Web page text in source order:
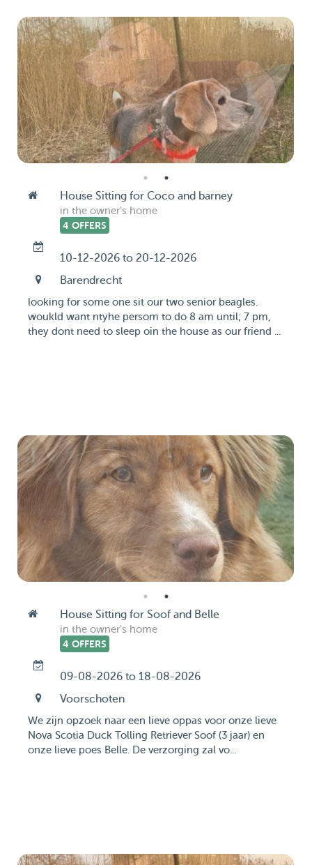
House Sitting for Coco and barney
in the owner's home
4 OFFERS
10-12-2026 to 20-12-2026
Barendrecht
looking for some one sit our two senior beagles.
woukld want ntyhe persom to do 8 am until; 7 pm,
they dont need to sleep oin the house as our friend ...
House Sitting for Soof and Belle
in the owner's home
4 OFFERS
09-08-2026 to 18-08-2026
Voorschoten
We zijn opzoek naar een lieve oppas voor onze lieve
Nova Scotia Duck Tolling Retriever Soof (3 jaar) en
onze lieve poes Belle. De verzorging zal vo...